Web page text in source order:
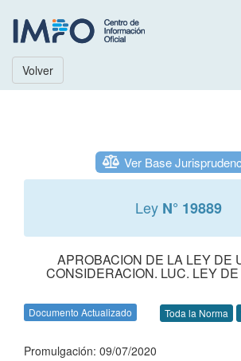
Volver
Ver Base
Ley N° 19889
APROBACION DE LA LEY DE
CONSIDERACION. LUC. LEY
Documento Actualizado Toda la Norma
Promulgación: 09/07/2020